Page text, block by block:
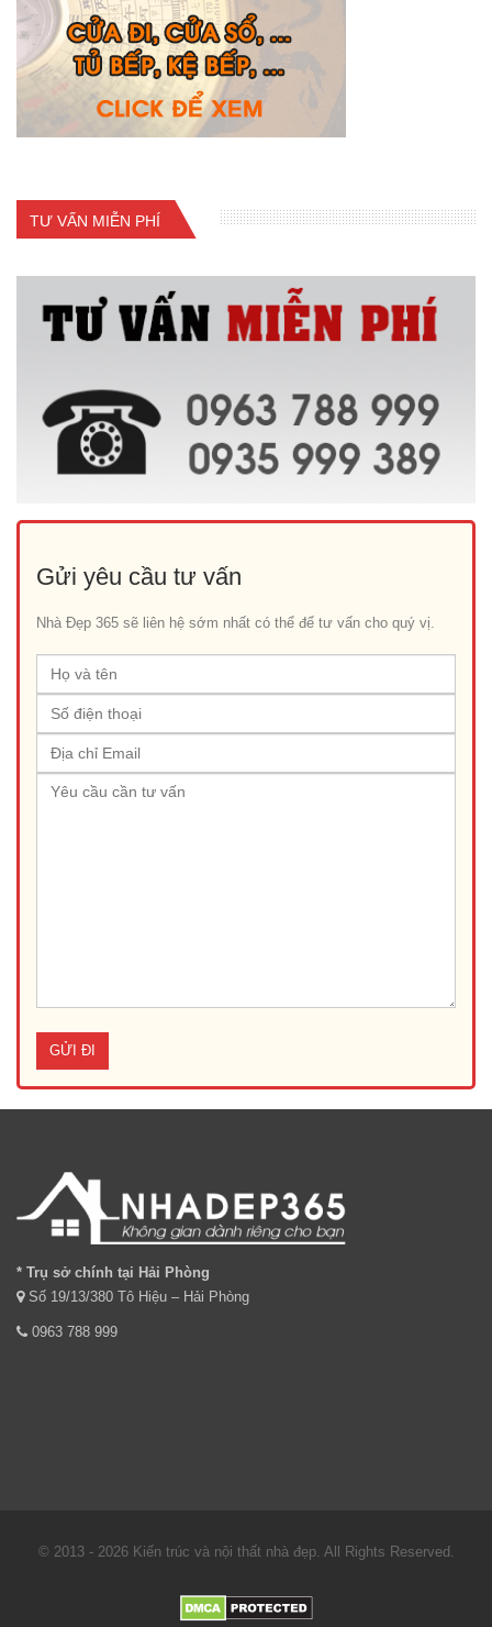
TƯ VẤN MIỄN PHÍ
Gửi yêu cầu tư vấn
Nhà Đẹp 365 sẽ liên hệ sớm nhất có thể để tư vấn cho quý vị.
* Trụ sở chính tại Hải Phòng
Số 19/13/380 Tô Hiệu – Hải Phòng
0963 788 999
© 2013 - 2026 Kiến trúc và nội thất nhà đẹp. All Rights Reserved.